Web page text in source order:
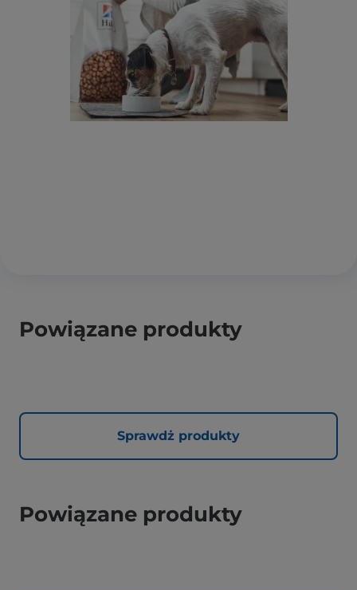
Powiązane produkty
Sprawdż produkty
Powiązane produkty